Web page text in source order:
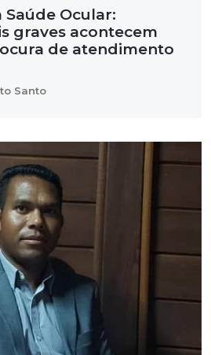
Ocular:
graves acontecem
de atendimento
Santo